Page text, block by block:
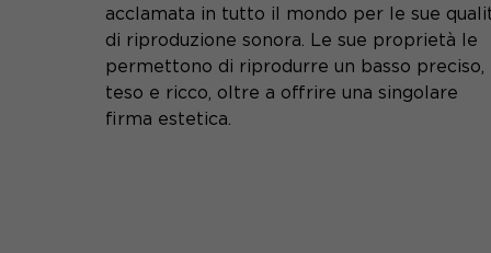
acclamata in tutto il mondo per le sue
di riproduzione sonora. Le sue proprietà le
permettono di riprodurre un basso preciso,
teso e ricco, oltre a offrire una singolare
firma estetica.